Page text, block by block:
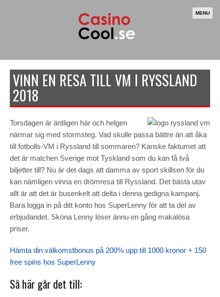
MENU
VINN EN RESA TILL VM I RYSSLAND
2018
Torsdagen är äntligen här och helgen
närmar sig med stormsteg. Vad skulle passa bättre än att åka
till fotbolls-VM i Ryssland till sommaren? Kanske faktumet att
det är matchen Sverige mot Tyskland som du kan få två
biljetter till? Nu är det dags att damma av sport skillsen för du
kan nämligen vinna en drömresa till Ryssland. Det bästa utav
allt är att det är busenkelt att delta i denna gedigna kampanj.
Bara logga in på ditt konto hos SuperLenny för att ta del av
erbjudandet. Sköna Lenny löser ännu en gång makalösa
priser.
Hämta din välkomstbonus på 200% upp till 1000 kronor + 150
free spins hos SuperLenny
Så här går det till: